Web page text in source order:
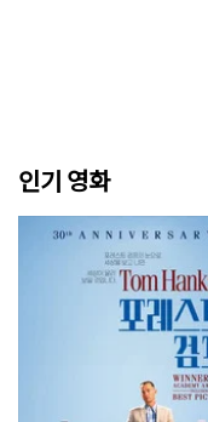
인기 영화